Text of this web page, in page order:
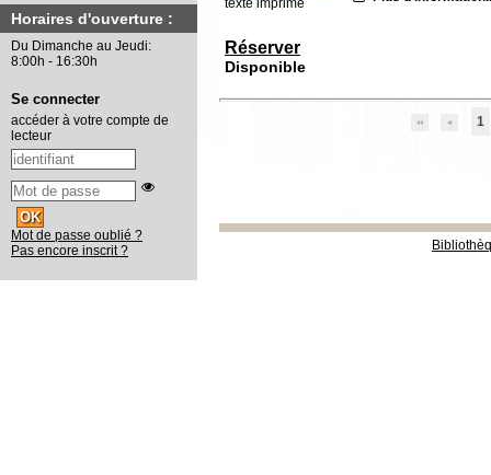
texte imprimé
Réserver
Disponible
1
Horaires d'ouverture :
Du Dimanche au Jeudi:
8:00h - 16:30h
Se connecter
accéder à votre compte de
lecteur
Mot de passe oublié ?
Pas encore inscrit ?